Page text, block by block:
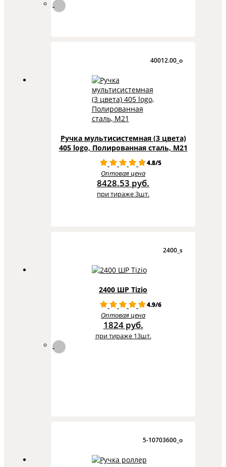
40012.00_o
Ручка мультисистемная (3 цвета)
405 logo, Полированная сталь, M21
4.8/5
Оптовая цена
8428.53 руб.
при тираже 3шт.
2400_s
2400 ШР Tizio
4.9/6
Оптовая цена
1824 руб.
при тираже 13шт.
5-10703600_o